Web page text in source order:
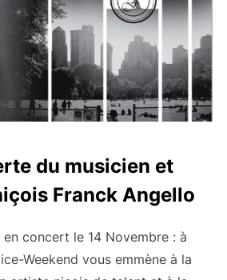
du musicien et
Franck Angello
concert le 14 Novembre : à
Weekend vous emmène à la